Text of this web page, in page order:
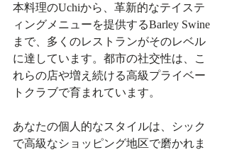
本料理のUchiから、革新的なテイステ
ィングメニューを提供するBarley Swine
まで、多くのレストランがそのレベル
に達しています。都市の社交性は、こ
れらの店や増え続ける高級プライベー
トクラブで育まれています。
あなたの個人的なスタイルは、シック
で高級なショッピング地区で磨かれま